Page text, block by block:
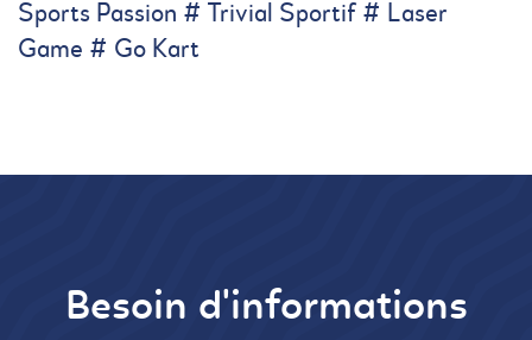
Sports Passion # Trivial Sportif # Laser
Game # Go Kart
Besoin d'informations